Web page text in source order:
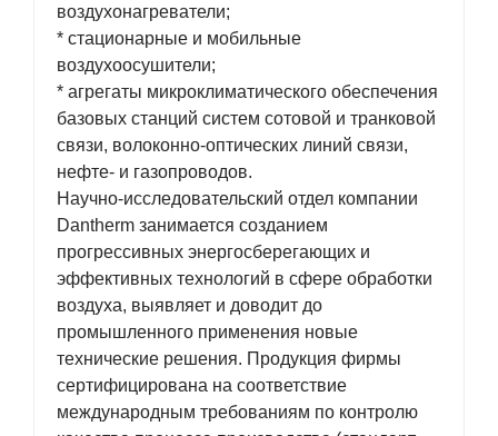
воздухонагреватели;
* стационарные и мобильные
воздухоосушители;
* агрегаты микроклиматического обеспечения
базовых станций систем сотовой и транковой
связи, волоконно-оптических линий связи,
нефте- и газопроводов.
Научно-исследовательский отдел компании
Dantherm занимается созданием
прогрессивных энергосберегающих и
эффективных технологий в сфере обработки
воздуха, выявляет и доводит до
промышленного применения новые
технические решения. Продукция фирмы
сертифицирована на соответствие
международным требованиям по контролю